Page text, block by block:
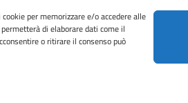
per memorizzare e/o accedere alle
di elaborare dati come il
o ritirare il consenso può